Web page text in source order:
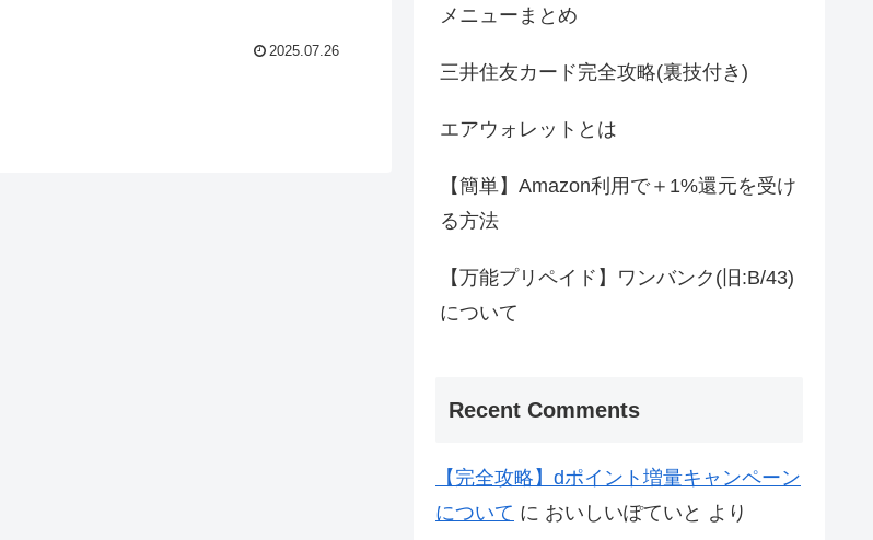
2025.07.26
メニューまとめ
三井住友カード完全攻略(裏技付き)
エアウォレットとは
【簡単】Amazon利用で＋1%還元を受け
る方法
【万能プリペイド】ワンバンク(旧:B/43)
について
Recent Comments
【完全攻略】dポイント増量キャンペーン
について に おいしいぽていと より